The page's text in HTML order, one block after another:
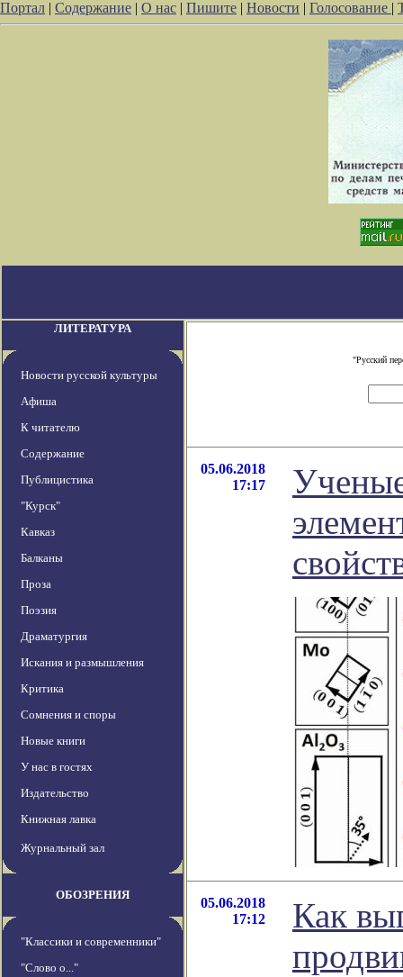
Портал | Содержание | О нас | Пишите | Новости | Голосование |
ЛИТЕРАТУРА
Новости русской культуры
Афиша
К читателю
Содержание
Публицистика
"Курск"
Кавказ
Балканы
Проза
Поэзия
Драматургия
Искания и размышления
Критика
Сомнения и споры
Новые книги
У нас в гостях
Издательство
Книжная лавка
Журнальный зал
ОБОЗРЕНИЯ
"Классики и современники"
"Слово о..."
"Русский
05.06.2018
17:17
05.06.2018
17:12
Как